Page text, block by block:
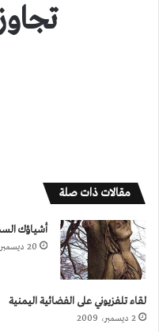
مقالات ذات صلة
أشياؤك
20 ديسمبر، 2013
لقاء تلفزيوني على الفضائية اليمنية
2 ديسمبر، 2009